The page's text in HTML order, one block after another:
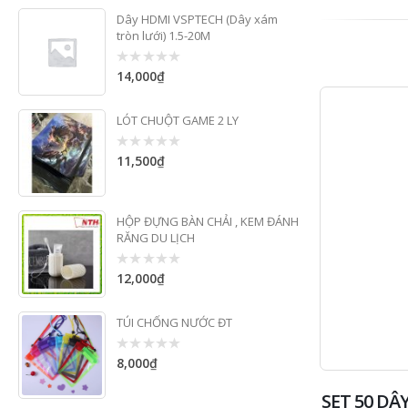
SET 50
Dây HDMI VSPTECH (Dây xám
tròn lưới) 1.5-20M
0
out
14,000₫
LÓT CHUỘT GAME 2 LY
0
out
11,500₫
HỘP ĐỰNG BÀN CHẢI , KEM ĐÁNH
RĂNG DU LỊCH
0
out
12,000₫
TÚI CHỐNG NƯỚC ĐT
0
out
8,000₫